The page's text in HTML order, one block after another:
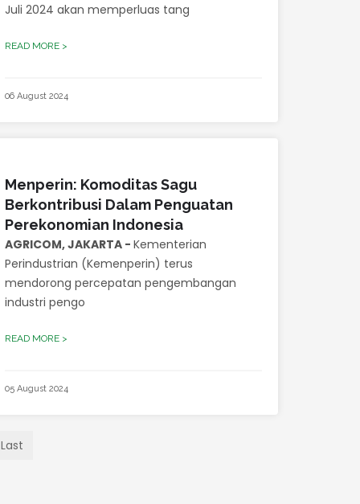
Juli 2024 akan memperluas tang
READ MORE >
06 August 2024
Menperin: Komoditas Sagu
Berkontribusi Dalam Penguatan
Perekonomian Indonesia
AGRICOM, JAKARTA - Kementerian
Perindustrian (Kemenperin) terus
mendorong percepatan pengembangan
industri pengo
READ MORE >
05 August 2024
Last